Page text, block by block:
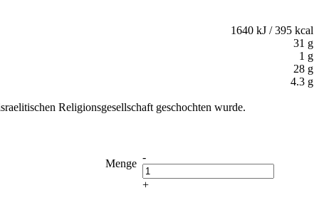
1640 kJ / 395 kcal
31 g
1 g
28 g
4.3 g
Religionsgesellschaft geschochten wurde.
-
+
Menge